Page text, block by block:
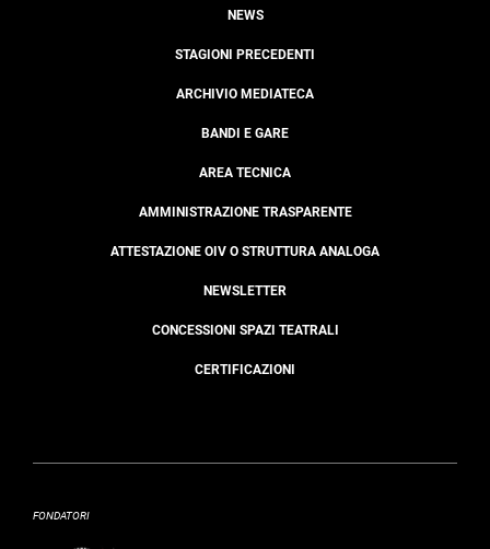
NEWS
STAGIONI PRECEDENTI
ARCHIVIO MEDIATECA
BANDI E GARE
AREA TECNICA
AMMINISTRAZIONE TRASPARENTE
ATTESTAZIONE OIV O STRUTTURA ANALOGA
NEWSLETTER
CONCESSIONI SPAZI TEATRALI
CERTIFICAZIONI
FONDATORI